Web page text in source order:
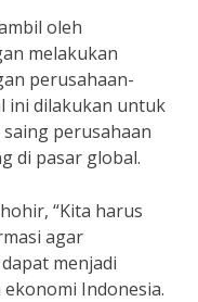
oleh
melakukan
perusahaan-
ini dilakukan untuk
perusahaan
di pasar global.
“Kita harus
agar
menjadi
Indonesia.